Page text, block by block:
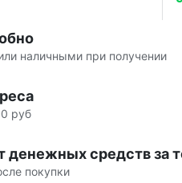
наличными при получении
руб
денежных средств за
покупки